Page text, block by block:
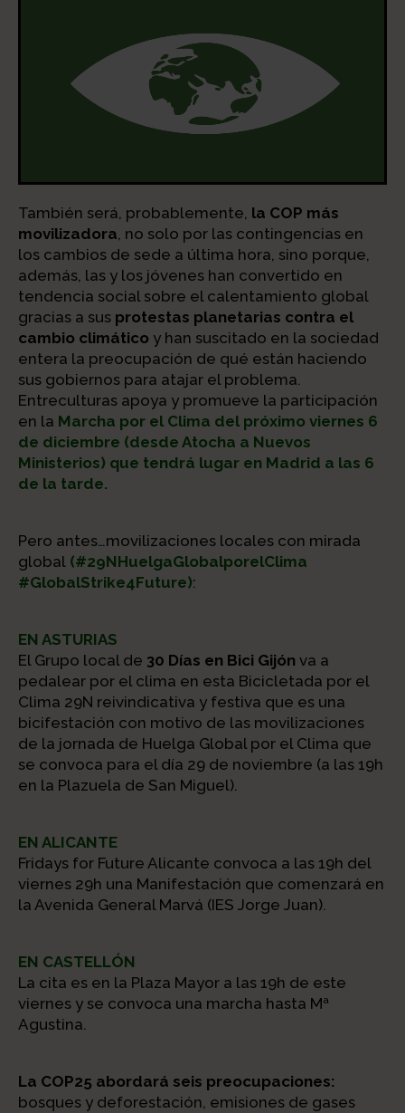
También será, probablemente, la COP más
movilizadora, no solo por las contingencias en
los cambios de sede a última hora, sino porque,
además, las y los jóvenes han convertido en
tendencia social sobre el calentamiento global
gracias a sus protestas planetarias contra el
cambio climático y han suscitado en la sociedad
entera la preocupación de qué están haciendo
sus gobiernos para atajar el problema.
Entreculturas apoya y promueve la participación
en la Marcha por el Clima del próximo viernes 6
de diciembre (desde Atocha a Nuevos
Ministerios) que tendrá lugar en Madrid a las 6
de la tarde.
Pero antes…movilizaciones locales con mirada
global (#29NHuelgaGlobalporelClima
#GlobalStrike4Future):
EN ASTURIAS
El Grupo local de 30 Días en Bici Gijón va a
pedalear por el clima en esta Bicicletada por el
Clima 29N reivindicativa y festiva que es una
bicifestación con motivo de las movilizaciones
de la jornada de Huelga Global por el Clima que
se convoca para el día 29 de noviembre (a las 19h
en la Plazuela de San Miguel).
EN ALICANTE
Fridays for Future Alicante convoca a las 19h del
viernes 29h una Manifestación que comenzará en
la Avenida General Marvá (IES Jorge Juan).
EN CASTELLÓN
La cita es en la Plaza Mayor a las 19h de este
viernes y se convoca una marcha hasta Mª
Agustina.
La COP25 abordará seis preocupaciones:
bosques y deforestación, emisiones de gases